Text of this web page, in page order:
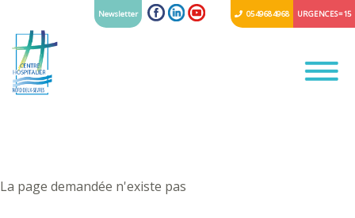
URGENCES = 15
05 49 68 49 68
Newsletter
La page demandée n'existe pas